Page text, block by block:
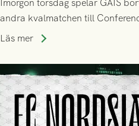
Imorgon torsdag spelar GAIS
andra kvalmatchen till
Park! Fredrik Holmberg och
Läs mer